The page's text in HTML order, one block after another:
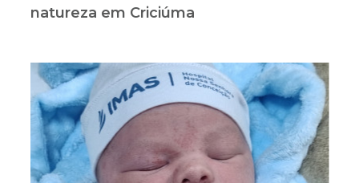
natureza em Criciúma